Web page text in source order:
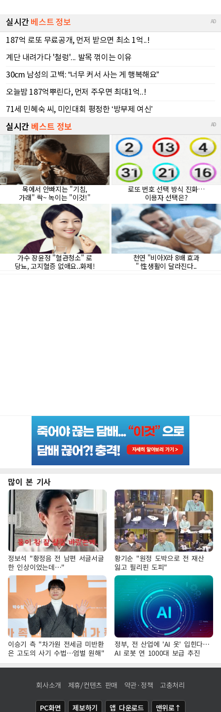
많이 본 기사
정보석 "황정음 전 남편 서글서글
한 인상이었는데…"
황기순 "원정 도박으로 전 재산
잃고 필리핀 도피"
이승기 측 "차가원 전세금 미반환
은 고도의 사기 수법…엄벌 원해"
정부, 전 산업에 'AI 옷' 입힌다…
AI 로봇 연 1000대 보급 추진
회사소개 제휴/컨텐츠 판매 약관·정책 고충처리
PC화면 제보하기 앱 다운로드 맨위로↑